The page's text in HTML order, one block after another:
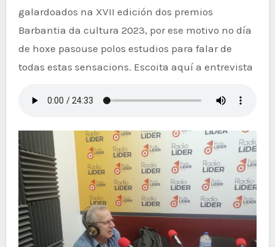
galardoados na XVII edición dos premios
Barbantia da cultura 2023, por ese motivo no día
de hoxe pasouse polos estudios para falar de
todas estas sensacions. Escoita aquí a entrevista